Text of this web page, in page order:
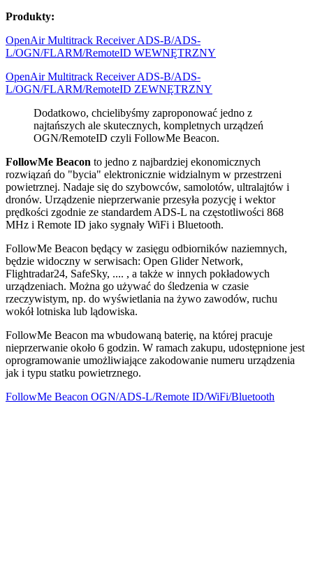
Produkty:
OpenAir Multitrack Receiver ADS-B/ADS-
L/OGN/FLARM/RemoteID WEWNĘTRZNY
OpenAir Multitrack Receiver ADS-B/ADS-
L/OGN/FLARM/RemoteID ZEWNĘTRZNY
Dodatkowo, chcielibyśmy zaproponować jedno z
najtańszych ale skutecznych, kompletnych urządzeń
OGN/RemoteID czyli FollowMe Beacon.
FollowMe Beacon to jedno z najbardziej ekonomicznych
rozwiązań do "bycia" elektronicznie widzialnym w przestrzeni
powietrznej. Nadaje się do szybowców, samolotów, ultralajtów i
dronów. Urządzenie nieprzerwanie przesyła pozycję i wektor
prędkości zgodnie ze standardem ADS-L na częstotliwości 868
MHz i Remote ID jako sygnały WiFi i Bluetooth.
FollowMe Beacon będący w zasięgu odbiorników naziemnych,
będzie widoczny w serwisach: Open Glider Network,
Flightradar24, SafeSky, .... , a także w innych pokładowych
urządzeniach. Można go używać do śledzenia w czasie
rzeczywistym, np. do wyświetlania na żywo zawodów, ruchu
wokół lotniska lub lądowiska.
FollowMe Beacon ma wbudowaną baterię, na której pracuje
nieprzerwanie około 6 godzin. W ramach zakupu, udostępnione jest
oprogramowanie umożliwiające zakodowanie numeru urządzenia
jak i typu statku powietrznego.
FollowMe Beacon OGN/ADS-L/Remote ID/WiFi/Bluetooth